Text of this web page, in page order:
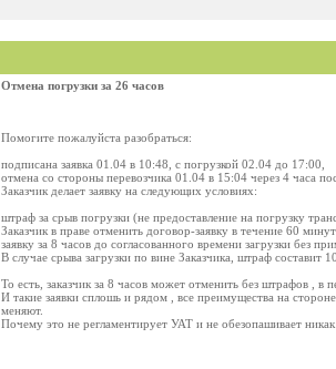
Отмена погрузки за 26 часов
Помогите пожалуйста разобраться:
подписана заявка 01.04 в 10:48, с погрузкой 02.04 до 17:00,
отмена со стороны перевозчика 01.04 в 15:04 через 4 часа
Заказчик делает заявку на следующих условиях:
штраф за срыв погрузки (не предоставление на погрузку
Заказчик в праве отменить договор-заявку в течение 60
заявку за 8 часов до согласованного времени загрузки без
В случае срыва загрузки по вине Заказчика, штраф составит
То есть, заказчик за 8 часов может отменить без штрафов , в
И такие заявки сплошь и рядом , все преимущества на
меняют.
Почему это не регламентирует УАТ и не обезопашивает